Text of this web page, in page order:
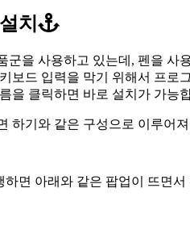
치
군을 사용하고 있는데, 펜을 사
보드 입력을 막기 위해서 프로
을 클릭하면 바로 설치가 가능
하기와 같은 구성으로 이루어
하면 아래와 같은 팝업이 뜨면